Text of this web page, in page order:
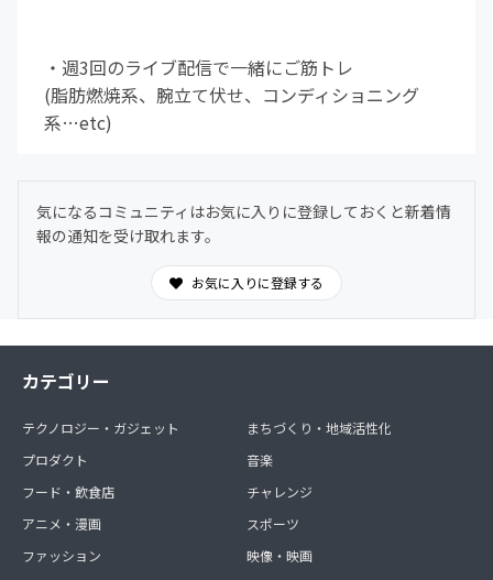
・週3回のライブ配信で一緒にご筋トレ
(脂肪燃焼系、腕立て伏せ、コンディショニング
系…etc)
気になるコミュニティはお気に入りに登録しておくと新着情
報の通知を受け取れます。
お気に入りに登録する
カテゴリー
テクノロジー・ガジェット
プロダクト
フード・飲食店
アニメ・漫画
ファッション
まちづくり・地域活性化
音楽
チャレンジ
スポーツ
映像・映画